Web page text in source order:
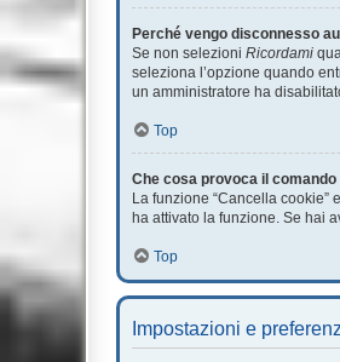
Perché vengo disconnesso
Se non selezioni Ricordami
seleziona l’opzione quando
un amministratore ha
Top
Che cosa provoca il
La funzione “Cancella cookie”
ha attivato la funzione. Se hai
Top
Impostazioni e